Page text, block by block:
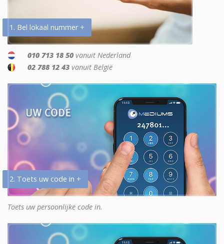
1. Bel lokaal nummer +
010 713 18 50 vanuit Nederland
02 788 12 43 vanuit België
2. Toets uw code in +
Toets uw persoonlijke code in.